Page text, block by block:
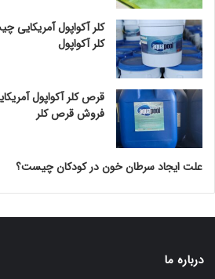
کلر آکواپول
کلر آکواپول
قرص کلر آکواپول
فروش قرص کلر
علت ایجاد سرطان خون در کودکان چیست؟
درباره ما